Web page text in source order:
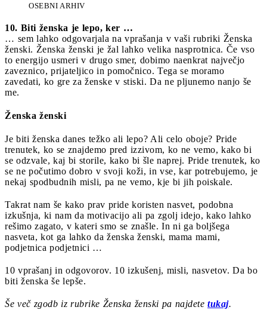
OSEBNI ARHIV
10. Biti ženska je lepo, ker …
… sem lahko odgovarjala na vprašanja v vaši rubriki Ženska
ženski. Ženska ženski je žal lahko velika nasprotnica. Če vso
to energijo usmeri v drugo smer, dobimo naenkrat največjo
zaveznico, prijateljico in pomočnico. Tega se moramo
zavedati, ko gre za ženske v stiski. Da ne pljunemo nanjo še
me.
Ženska ženski
Je biti ženska danes težko ali lepo? Ali celo oboje? Pride
trenutek, ko se znajdemo pred izzivom, ko ne vemo, kako bi
se odzvale, kaj bi storile, kako bi šle naprej. Pride trenutek, ko
se ne počutimo dobro v svoji koži, in vse, kar potrebujemo, je
nekaj spodbudnih misli, pa ne vemo, kje bi jih poiskale.
Takrat nam še kako prav pride koristen nasvet, podobna
izkušnja, ki nam da motivacijo ali pa zgolj idejo, kako lahko
rešimo zagato, v kateri smo se znašle. In ni ga boljšega
nasveta, kot ga lahko da ženska ženski, mama mami,
podjetnica podjetnici …
10 vprašanj in odgovorov. 10 izkušenj, misli, nasvetov. Da bo
biti ženska še lepše.
Še več zgodb iz rubrike Ženska ženski pa najdete tukaj.